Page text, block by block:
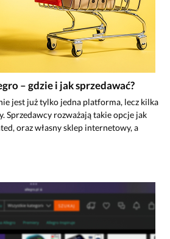
– gdzie i jak sprzedawać?
jest już tylko jedna platforma, lecz kilka
Sprzedawcy rozważają takie opcje jak
oraz własny sklep internetowy, a